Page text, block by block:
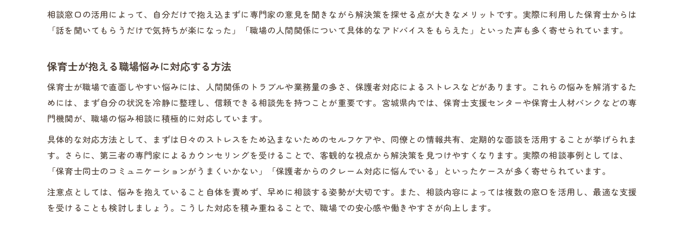
保育士が実践できるセルフケアのポイント
離職防止へ保育士が選ぶ相談サービス活用法
保育士が相談しやすい窓口の選び方
保育士求人選びと相談体制の重要ポイント
不安やストレス対策に役立つ宮城のサポート体制
保育士の不安解消に役立つ宮城の支援策
ストレス対策で保育士を守る相談体制
宮城県保育協議会のサポート内容と特徴
保育士研修と相談窓口の併用活用法
相談窓口の活用によって、自分だけで抱え込まずに専門家の意見を聞きながら解決策を探せる点が大きなメリットです。実際に利用した保育士からは
「話を聞いてもらうだけで気持ちが楽になった」「職場の人間関係について具体的なアドバイスをもらえた」といった声も多く寄せられています。
保育士が抱える職場悩みに対応する方法
保育士が職場で直面しやすい悩みには、人間関係のトラブルや業務量の多さ、保護者対応によるストレスなどがあります。これらの悩みを解消するた
めには、まず自分の状況を冷静に整理し、信頼できる相談先を持つことが重要です。宮城県内では、保育士支援センターや保育士人材バンクなどの専
門機関が、職場の悩み相談に積極的に対応しています。
具体的な対応方法として、まずは日々のストレスをため込まないためのセルフケアや、同僚との情報共有、定期的な面談を活用することが挙げられま
す。さらに、第三者の専門家によるカウンセリングを受けることで、客観的な視点から解決策を見つけやすくなります。実際の相談事例としては、
「保育士同士のコミュニケーションがうまくいかない」「保護者からのクレーム対応に悩んでいる」といったケースが多く寄せられています。
注意点としては、悩みを抱えていること自体を責めず、早めに相談する姿勢が大切です。また、相談内容によっては複数の窓口を活用し、最適な支援
を受けることも検討しましょう。こうした対応を積み重ねることで、職場での安心感や働きやすさが向上します。